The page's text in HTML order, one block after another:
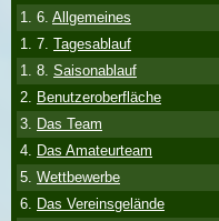
1. 6. Allgemeines
1. 7. Tagesablauf
1. 8. Saisonablauf
2. Benutzeroberfläche
3. Das Team
4. Das Amateurteam
5. Wettbewerbe
6. Das Vereinsgelände